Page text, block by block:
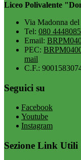
Liceo Polivalente
Via Madonna
Tel: 080 4448085
Email:
PEC:
mail
C.F.:
Seguici su
Facebook
Youtube
Instagram
Sezione Link Utili